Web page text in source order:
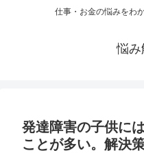
仕事・お金の悩みをわ
悩み
発達障害の子供に
ことが多い。解決